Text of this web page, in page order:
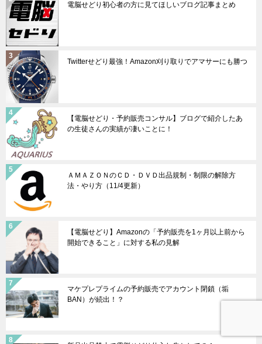
電脳せどり初心者の方に見てほしいブログ記事まとめ
Twitterせどり最強！Amazon刈り取りでアマサーにも勝つ
【電脳せどり・予約販売コンサル】ブログで紹介したあ
の生徒さんの実績が凄いことに！
ＡＭＡＺＯＮのＣＤ・ＤＶＤ出品規制・制限の解除方
法・やり方（11/4更新）
【電脳せどり】Amazonの「予約販売を1ヶ月以上前から
開始できること」に対する私の見解
マケプレプライムの予約販売でアカウント閉鎖（垢
BAN）が続出！？